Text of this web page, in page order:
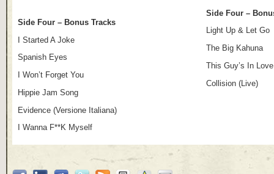
Side Four – Bonus Tracks
I Started A Joke
Spanish Eyes
I Won’t Forget You
Hippie Jam Song
Evidence (Versione Italiana)
I Wanna F**K Myself
Side Four –
Light Up & Let Go
The Big Kahuna
This Guy’s In
Collision (Live)